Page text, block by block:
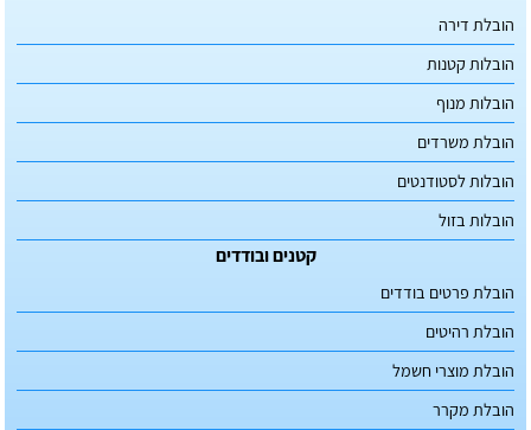
הובלת דירה
הובלות קטנות
הובלות מנוף
הובלת משרדים
הובלות לסטודנטים
הובלות בזול
קטנים ובודדים
הובלת פרטים בודדים
הובלת רהיטים
הובלת מוצרי חשמל
הובלת מקרר